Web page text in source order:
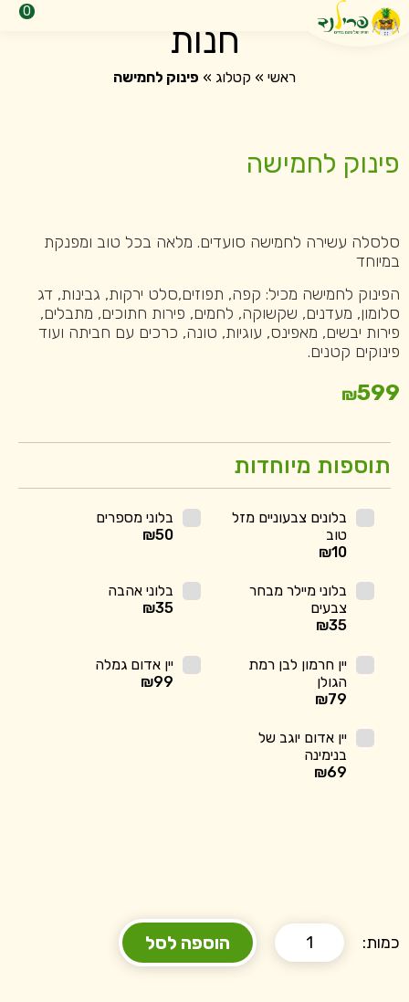
0
חנות
ראשי » קטלוג » פינוק לחמישה
פינוק לחמישה
סלסלה עשירה לחמישה סועדים. מלאה בכל טוב ומפנקת
במיוחד
הפינוק לחמישה מכיל: קפה, תפוזים,סלט ירקות, גבינות, דג
סלומון, מעדנים, שקשוקה, לחמים, פירות חתוכים, מתבלים,
פירות יבשים, מאפינס, עוגיות, טונה, כרכים עם חביתה ועוד
פינוקים קטנים.
₪599
תוספות מיוחדות
בלונים צבעוניים מזל
טוב
₪10
בלוני מספרים
₪50
בלוני מיילר מבחר
צבעים
₪35
בלוני אהבה
₪35
יין חרמון לבן רמת
הגולן
₪79
יין אדום גמלה
₪99
יין אדום יוגב של
בנימינה
₪69
כמות: הוספה לסל